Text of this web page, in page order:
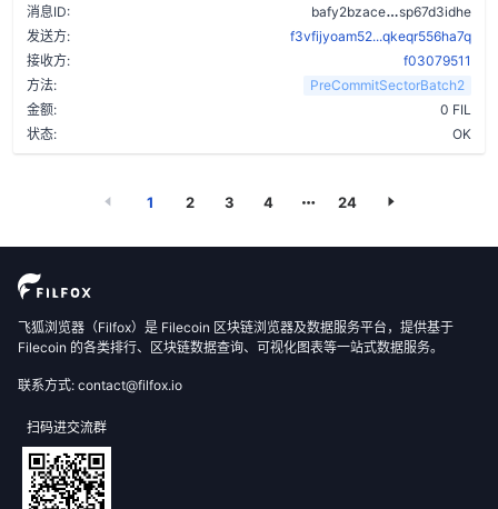
消息ID: bafy2bzace
sp67d3idhe
发送方:
f3vfijyoam52...qkeqr556ha7q
接收方:
f03079511
方法:
PreCommitSectorBatch2
金额:
0 FIL
状态:
OK
1 2 3 4 24
飞狐浏览器（Filfox）是 Filecoin 区块链浏览器及数据服务平台，提供基于
Filecoin 的各类排行、区块链数据查询、可视化图表等一站式数据服务。
联系方式: contact@filfox.io
扫码进交流群